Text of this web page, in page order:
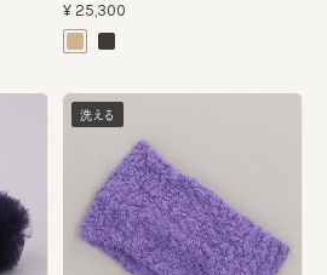
¥25,300
洗える